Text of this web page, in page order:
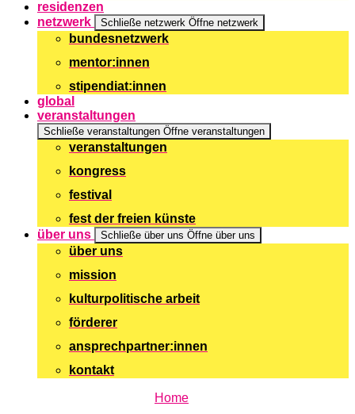
residenzen
netzwerk
Schließe netzwerk Öffne netzwerk
bundesnetzwerk
mentor:innen
stipendiat:innen
global
veranstaltungen
Schließe veranstaltungen Öffne veranstaltungen
veranstaltungen
kongress
festival
fest der freien künste
über uns
Schließe über uns Öffne über uns
über uns
mission
kulturpolitische arbeit
förderer
ansprechpartner:innen
kontakt
Home